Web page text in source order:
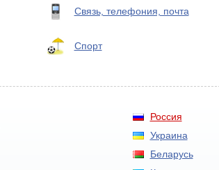
Связь, телефония, почта
Спорт
Россия
Украина
Беларусь